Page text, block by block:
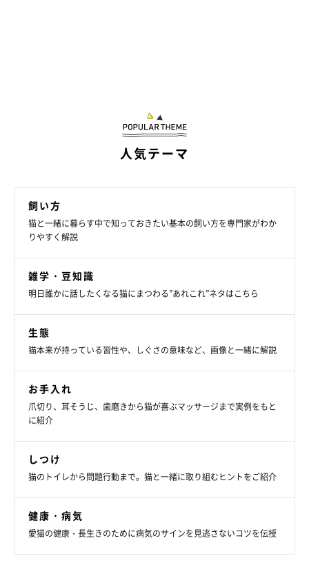
人気テーマ
飼い方
猫と一緒に暮らす中で知っておきたい基本の飼い方を専門家がわか
りやすく解説
雑学・豆知識
明日誰かに話したくなる猫にまつわる”あれこれ”ネタはこちら
生態
猫本来が持っている習性や、しぐさの意味など、画像と一緒に解説
お手入れ
爪切り、耳そうじ、歯磨きから猫が喜ぶマッサージまで実例をもと
に紹介
しつけ
猫のトイレから問題行動まで。猫と一緒に取り組むヒントをご紹介
健康・病気
愛猫の健康・長生きのために病気のサインを見逃さないコツを伝授